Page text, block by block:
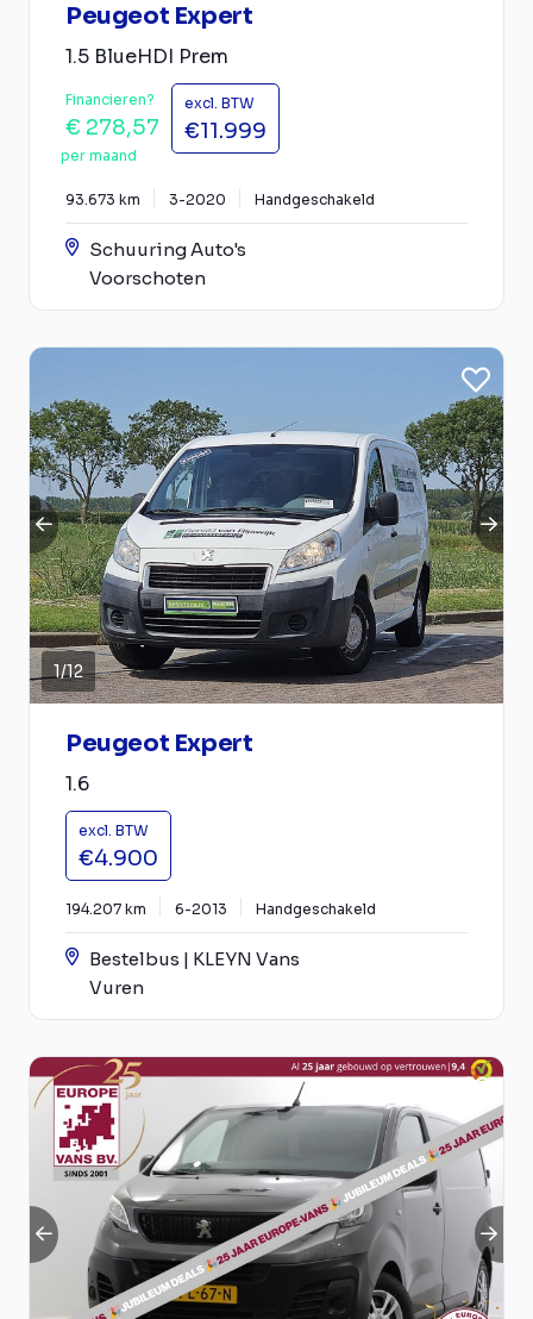
Peugeot Expert
1.5 BlueHDI Prem
Financieren?
€ 278,57
per maand
excl. BTW
€11.999
93.673 km 3-2020 Handgeschakeld
Schuuring Auto's
Voorschoten
1/12
Peugeot Expert
1.6
excl. BTW
€4.900
194.207 km 6-2013 Handgeschakeld
Bestelbus | KLEYN Vans
Vuren